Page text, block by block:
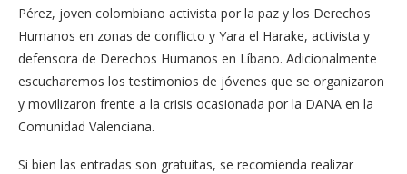
Pérez, joven colombiano activista por la paz y los Derechos
Humanos en zonas de conflicto y Yara el Harake, activista y
defensora de Derechos Humanos en Líbano. Adicionalmente
escucharemos los testimonios de jóvenes que se organizaron
y movilizaron frente a la crisis ocasionada por la DANA en la
Comunidad Valenciana.
Si bien las entradas son gratuitas, se recomienda realizar